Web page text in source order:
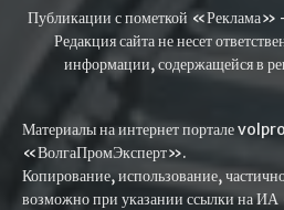
Публикации с пометкой «Реклама»
Редакция сайта не несет
информации, содержащейся в
Материалы на интернет портале
«ВолгаПромЭксперт».
Копирование, использование,
возможно при указании ссылки на